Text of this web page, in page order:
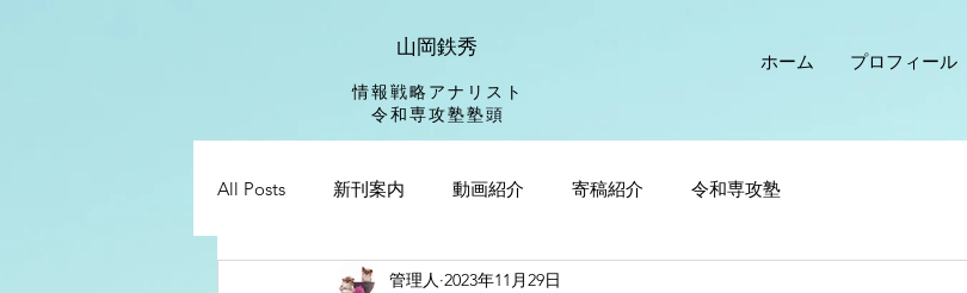
山岡鉄秀
情報戦略アナリスト
​令和専攻塾塾頭
ホーム プロフィール
All Posts 新刊案内 動画紹介 寄稿紹介 令和専攻塾
管理人 2023年11月29日